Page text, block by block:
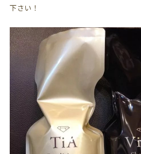
下さい！